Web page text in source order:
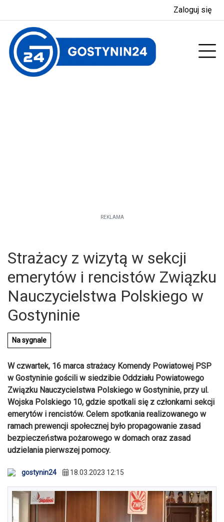
Zaloguj się
REKLAMA
Strażacy z wizytą w sekcji
emerytów i rencistów Związku
Nauczycielstwa Polskiego w
Gostyninie
Na sygnale
W czwartek, 16 marca strażacy Komendy Powiatowej PSP
w Gostyninie gościli w siedzibie Oddziału Powiatowego
Związku Nauczycielstwa Polskiego w Gostyninie, przy ul.
Wojska Polskiego 10, gdzie spotkali się z członkami sekcji
emerytów i rencistów. Celem spotkania realizowanego w
ramach prewencji społecznej było propagowanie zasad
bezpieczeństwa pożarowego w domach oraz zasad
udzielania pierwszej pomocy.
gostynin24 18.03.2023 12:15